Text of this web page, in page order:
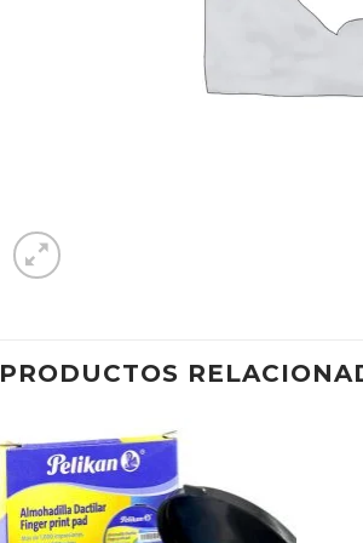
PRODUCTOS